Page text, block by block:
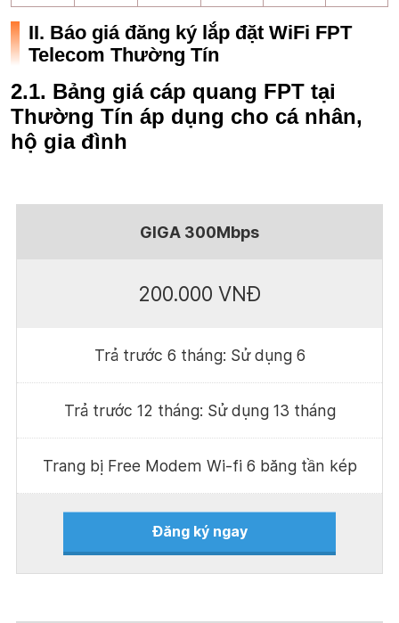
II. Báo giá đăng ký lắp đặt WiFi FPT
Telecom Thường Tín
2.1. Bảng giá cáp quang FPT tại
Thường Tín áp dụng cho cá nhân,
hộ gia đình
GIGA 300Mbps
200.000 VNĐ
Trả trước 6 tháng: Sử dụng 6
Trả trước 12 tháng: Sử dụng 13 tháng
Trang bị Free Modem Wi-fi 6 băng tần kép
Đăng ký ngay